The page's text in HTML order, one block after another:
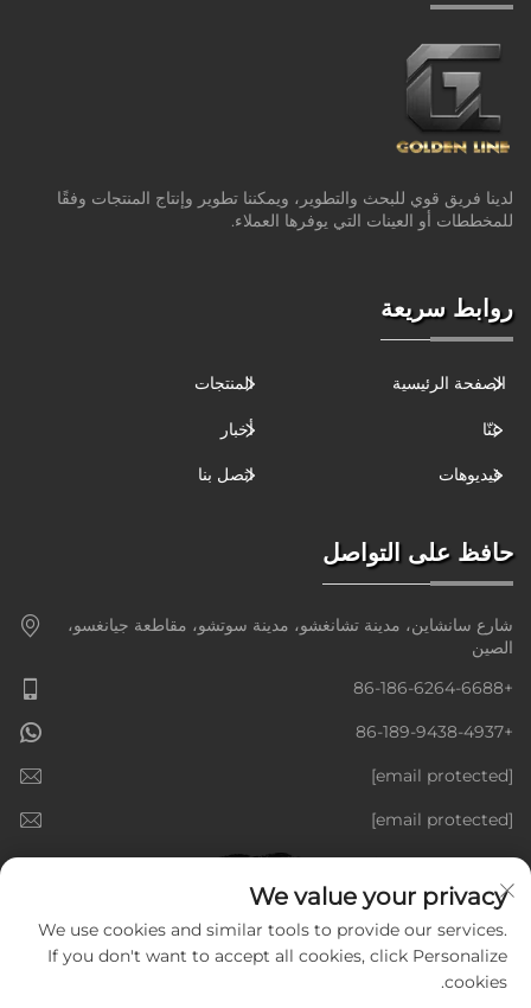
لدينا فريق قوي للبحث والتطوير، ويمكننا تطوير وإنتاج المنتجات وفقًا
للمخططات أو العينات التي يوفرها العملاء.
روابط سريعة
الصفحة الرئيسية المنتجات
عنّا أخبار
فيديوهات اتصل بنا
حافظ على التواصل
شارع سانشاين، مدينة تشانغشو، مدينة سوتشو، مقاطعة جيانغسو،
الصين
+86-186-6264-6688
+86-189-9438-4937
[email protected]
[email protected]
We value your privacy
We use cookies and similar tools to provide our services.
If you don't want to accept all cookies, click Personalize
cookies.